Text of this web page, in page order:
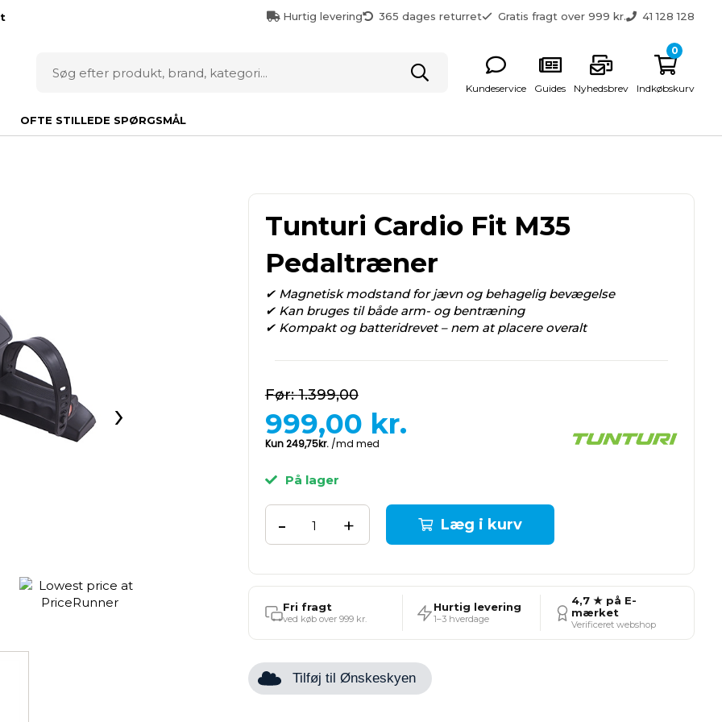
Hurtig levering 365 dages returret Gratis fragt over 999 kr. 41 128 128
Kundeservice Guides Nyhedsbrev Indkøbskurv
0
OFTE STILLEDE SPØRGSMÅL
›
Tunturi Cardio Fit M35
Pedaltræner
✔ Magnetisk modstand for jævn og behagelig bevægelse
✔ Kan bruges til både arm- og bentræning
✔ Kompakt og batteridrevet – nem at placere overalt
1.399,00
999,00 kr.
På lager
+
- Læg i kurv
Fri fragt
ved køb over 999 kr.
Hurtig levering
1–3 hverdage
4,7 ★ på E-
mærket
Verificeret webshop
Tilføj til Ønskeskyen